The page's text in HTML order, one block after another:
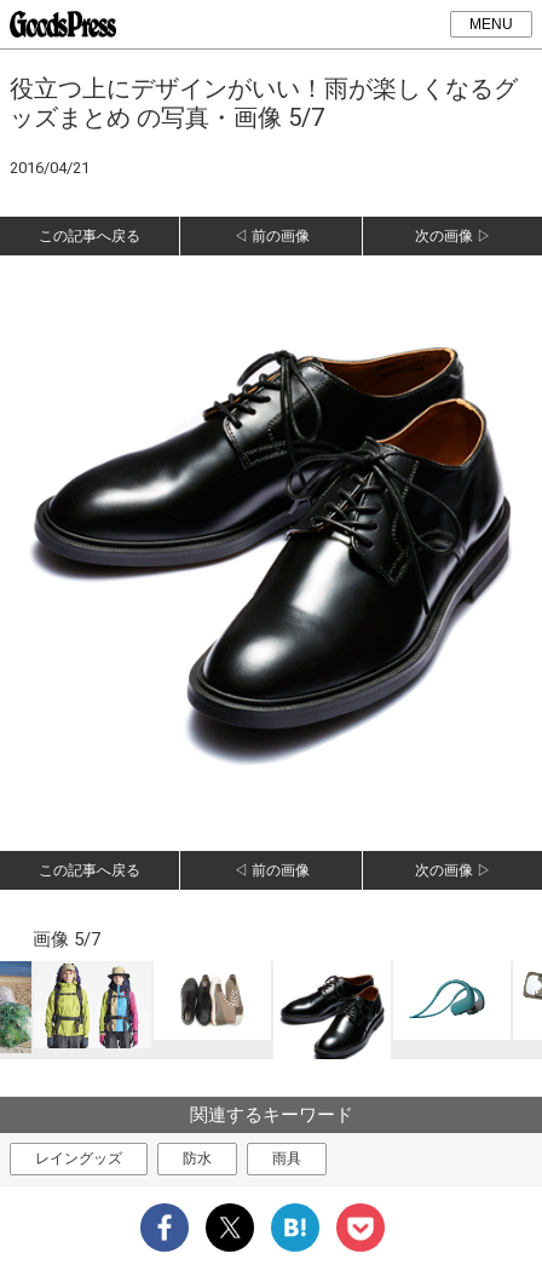
MENU
役立つ上にデザインがいい！雨が楽しくなるグ
ッズまとめ の写真・画像 5/7
2016/04/21
この記事へ戻る ◁ 前の画像 次の画像 ▷
この記事へ戻る ◁ 前の画像 次の画像 ▷
画像 5/7
関連するキーワード
レイングッズ 防水 雨具